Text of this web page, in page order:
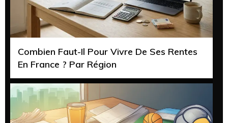
Combien Faut-Il Pour Vivre De Ses Rentes
En France ? Par Région